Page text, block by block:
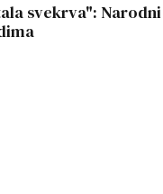
svekrva":